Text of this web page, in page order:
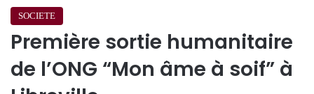
SOCIETE
Première sortie humanitaire
de l’ONG “Mon âme à soif” à